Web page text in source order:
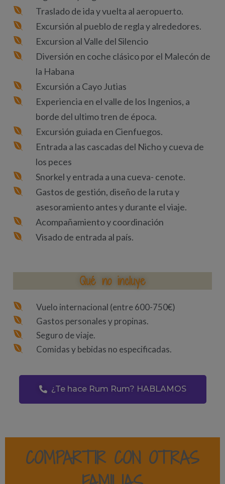
Traslado de ida y vuelta al aeropuerto.
Excursión al pueblo de regla y alrededores.
Excursion al Valle del Silencio
Diversión en coche clásico por el Malecón de
la Habana
Excursión a Cayo Jutias
Experiencia en el valle de los Ingenios, a
borde del ultimo tren de época.
Excursión guiada en Cienfuegos.
Entrada a las cascadas del Nicho y cueva de
los peces
Snorkel y entrada a una cueva- cenote.
Gastos de gestión, diseño de la ruta y
asesoramiento antes y durante el viaje.
Acompañamiento y coordinación
Visado de entrada al país.
Qué no incluye
Vuelo internacional (entre 600-750€)
Gastos personales y propinas.
Seguro de viaje.
Comidas y bebidas no especificadas.
¿Te hace Rum Rum? HABLAMOS
COMPARTIR CON OTRAS